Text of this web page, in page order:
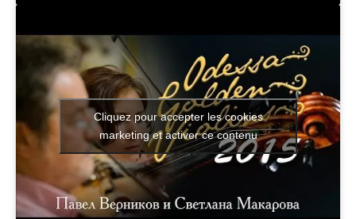
Cliquez pour accepter les cookies
marketing et activer ce contenu